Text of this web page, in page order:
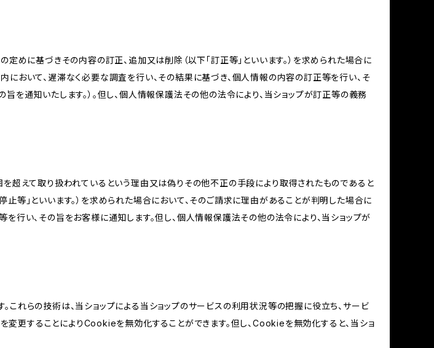
めに基づきその内容の訂正、追加又は削除（以下「訂正等」といいます。）を求められた場合に
おいて、遅滞なく必要な調査を行い、その結果に基づき、個人情報の内容の訂正等を行い、そ
通知いたします。）。但し、個人情報保護法その他の法令により、当ショップが訂正等の義務
超えて取り扱われているという理由又は偽りその他不正の手段により取得されたものであると
等」といいます。）を求められた場合において、そのご請求に理由があることが判明した場合に
行い、その旨をお客様に通知します。但し、個人情報保護法その他の法令により、当ショップが
これらの技術は、当ショップによる当ショップのサービスの利用状況等の把握に役立ち、サービ
更することによりCookieを無効化することができます。但し、Cookieを無効化すると、当ショ